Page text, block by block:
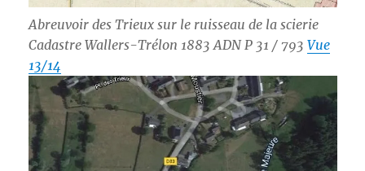
Abreuvoir des Trieux sur le ruisseau de la scierie
Cadastre Wallers-Trélon 1883 ADN P 31 / 793 Vue
13/14